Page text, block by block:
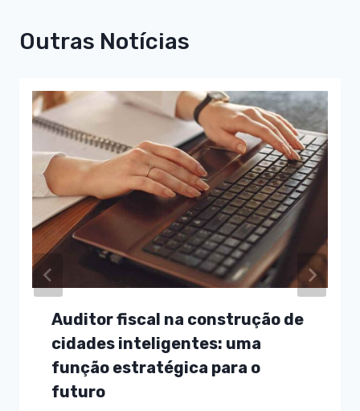
Outras Notícias
Auditor fiscal na construção de
cidades inteligentes: uma
função estratégica para o
futuro